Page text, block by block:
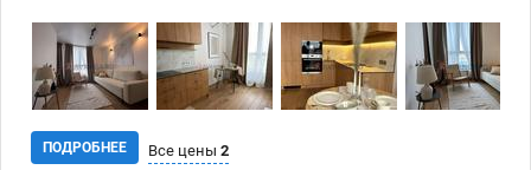
Захоплюючі панорамні види на Дніпро та місто з висоти 19-го
поверху #128663; Інфраструктура ЖК: Закрита територія з зонами
відпочинку Двоповерховий підземний паркінг Зручна транспортна
розв'язка – ви завжди будете у центрі подій столиці #127751;
Комісія агенції 5% #128242; Телефонуйте для перегляду та
додаткової інформації!
ПОДРОБНЕЕ Все цены 2